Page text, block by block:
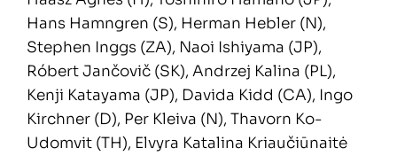
Hans Hamngren (S), Herman Hebler (N),
Stephen Inggs (ZA), Naoi Ishiyama (JP),
Róbert Jančovič (SK), Andrzej Kalina (PL),
Kenji Katayama (JP), Davida Kidd (CA), Ingo
Kirchner (D), Per Kleiva (N), Thavorn Ko-
Udomvit (TH), Elvyra Katalina Kriaučiūnaitė